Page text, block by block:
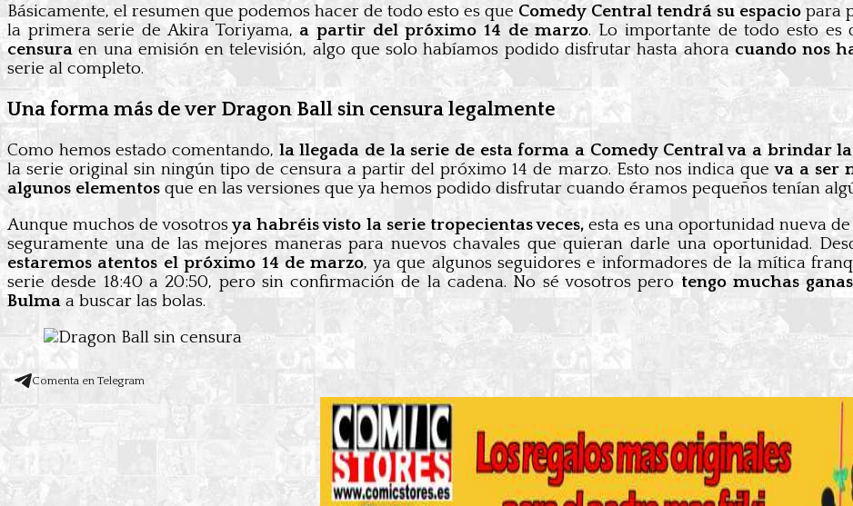
Básicamente, el resumen que podemos hacer de todo esto es que Comedy Central tendrá su espaciopara
la primera serie de Akira Toriyama, a partir del próximo 14 de marzo. Lo importante de todo esto es
censura en una emisión en televisión, algo que solo habíamos podido disfrutar hasta ahoracuando nos
serie al completo.
Una forma más de ver Dragon Ball sin censura legalmente
Como hemos estado comentando, la llegada de la serie de esta forma a Comedy Central va a brindar
la serie original sin ningún tipo de censura a partir del próximo 14 de marzo. Esto nos indica queva a ser
algunos elementos que en las versiones que ya hemos podido disfrutar cuando éramos pequeños tenían
Aunque muchos de vosotrosya habréis visto la serie tropecientas veces,esta es una oportunidad nueva
seguramente una de las mejores maneras para nuevos chavales que quieran darle una oportunidad.
estaremos atentos el próximo 14 de marzo, ya que algunos seguidores e informadores de la mítica
serie desde 18:40 a 20:50, pero sin confirmación de la cadena. No sé vosotros pero tengo muchas
Bulma a buscar las bolas.
Comenta en Telegram